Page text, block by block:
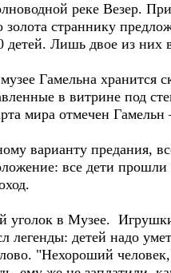
реке Везер.
золота страннику
детей. Лишь двое из них
Гамельна хранится
в витрине под
мира отмечен Гамельн
варианту предания,
все дети прошли
уголок в Музее.
легенды: детей надо
"Нехороший